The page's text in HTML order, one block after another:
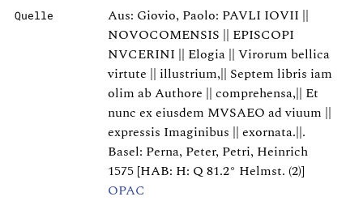
Quelle
Aus: Giovio, Paolo: PAVLI IOVII ||
NOVOCOMENSIS || EPISCOPI
NVCERINI || Elogia || Virorum bellica
virtute || illustrium,|| Septem libris iam
olim ab Authore || comprehensa,|| Et
nunc ex eiusdem MVSAEO ad viuum ||
expressis Imaginibus || exornata.||.
Basel: Perna, Peter, Petri, Heinrich
1575 [HAB: H: Q 81.2° Helmst. (2)]
OPAC